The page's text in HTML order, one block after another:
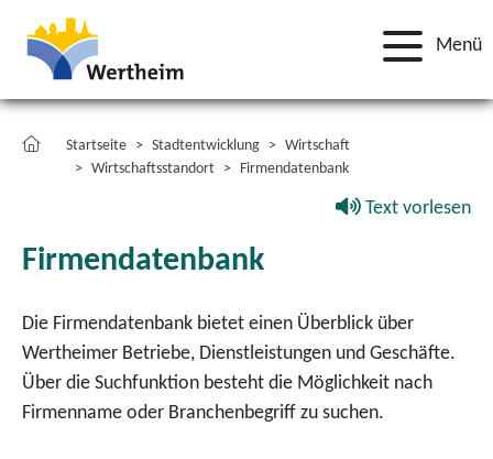
Menü
Startseite Stadtentwicklung
Wirtschaft
Wirtschaftsstandort
Firmendatenbank
Text vorlesen
Firmendatenbank
Die Firmendatenbank bietet einen Überblick über
Wertheimer Betriebe, Dienstleistungen und Geschäfte.
Über die Suchfunktion besteht die Möglichkeit nach
Firmenname oder Branchenbegriff zu suchen.